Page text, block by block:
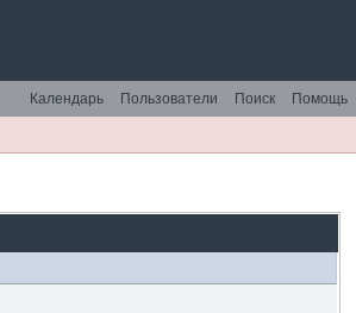
Помощь
Поиск
Пользователи
Календарь